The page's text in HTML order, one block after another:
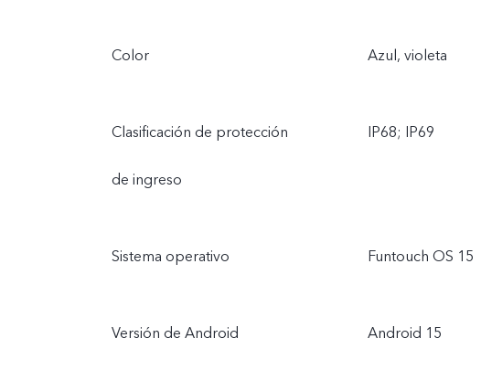
Color Azul, violeta
Clasificación de protección
de ingreso
IP68; IP69
Sistema operativo Funtouch OS 15
Versión de Android Android 15